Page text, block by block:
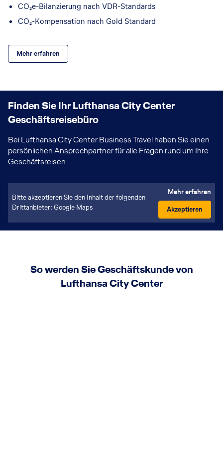
CO₂e-Bilanzierung nach VDR-Standards
CO₂-Kompensation nach Gold Standard
Mehr erfahren
Finden Sie Ihr Lufthansa City Center
Geschäftsreisebüro
Bei Lufthansa City Center Business Travel haben Sie einen
persönlichen Ansprechpartner für alle Fragen rund um Ihre
Geschäftsreisen
Bitte akzeptieren Sie den Inhalt der folgenden
Drittanbieter: Google Maps
Mehr erfahren
Akzeptieren
So werden Sie Geschäftskunde von
Lufthansa City Center